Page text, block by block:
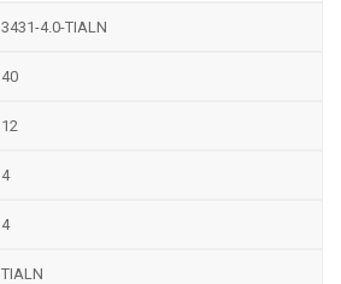
3431-4.0-TIALN
40
12
4
4
TIALN